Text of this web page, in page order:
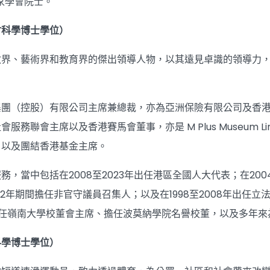
學博士學位）
、藝術界和教育界的傑出領導人物，以其遠見卓識的領導力
（控股）有限公司主席兼總裁，亦為亞洲保險有限公司及香
服務聯會主席以及香港賽馬會董事，亦是 M Plus Museum
及團結香港基金主席。
，當中包括在2008至2023年出任港區全國人大代表；在
年期間擔任非官守議員召集人；以及在1998至2008年出任立
嶺南大學校董會主席、擔任波莫納學院名譽校董，以及多年
博士學位）